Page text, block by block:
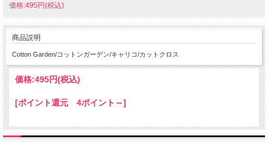
価格:495円(税込)
商品説明
Cotton Garden/コットンガーデン/キャリコ/カットクロス
価格:495円(税込)
[ポイント還元 4ポイント～]